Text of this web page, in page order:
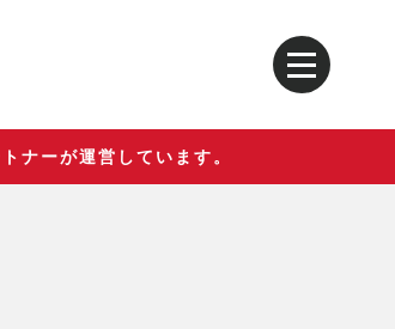
ナーが運営しています。